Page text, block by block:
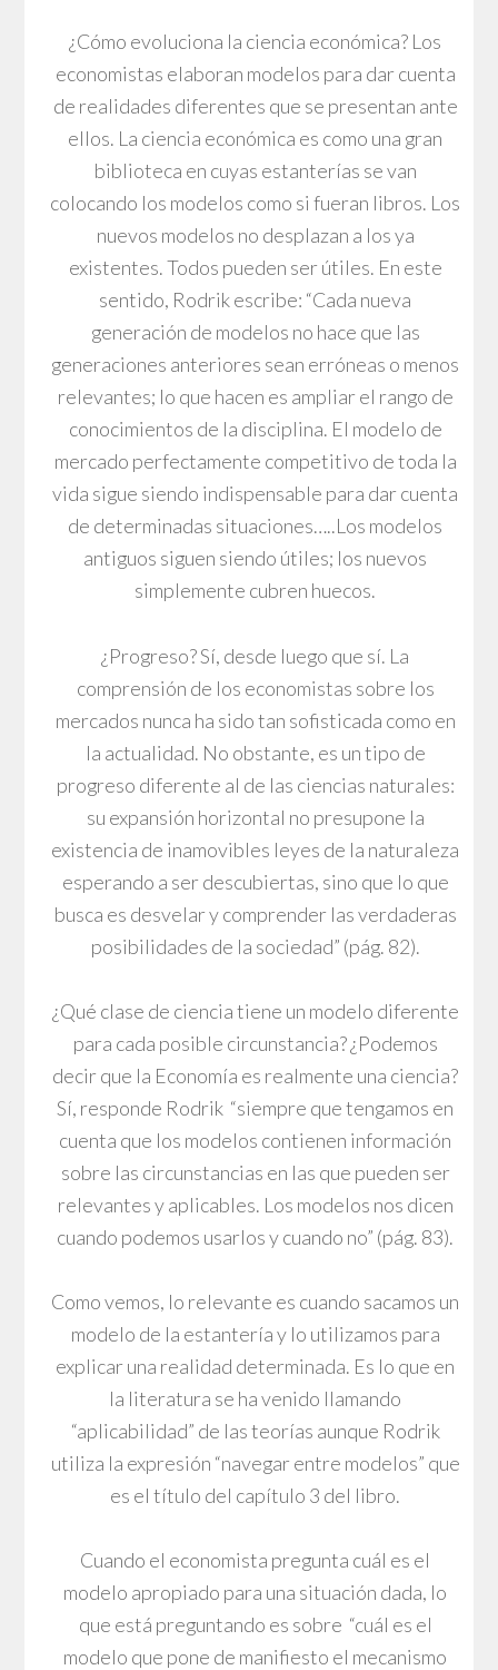
¿Cómo evoluciona la ciencia económica? Los
economistas elaboran modelos para dar cuenta
de realidades diferentes que se presentan ante
ellos. La ciencia económica es como una gran
biblioteca en cuyas estanterías se van
colocando los modelos como si fueran libros. Los
nuevos modelos no desplazan a los ya
existentes. Todos pueden ser útiles. En este
sentido, Rodrik escribe: “Cada nueva
generación de modelos no hace que las
generaciones anteriores sean erróneas o menos
relevantes; lo que hacen es ampliar el rango de
conocimientos de la disciplina. El modelo de
mercado perfectamente competitivo de toda la
vida sigue siendo indispensable para dar cuenta
de determinadas situaciones…..Los modelos
antiguos siguen siendo útiles; los nuevos
simplemente cubren huecos.
¿Progreso? Sí, desde luego que sí. La
comprensión de los economistas sobre los
mercados nunca ha sido tan sofisticada como en
la actualidad. No obstante, es un tipo de
progreso diferente al de las ciencias naturales:
su expansión horizontal no presupone la
existencia de inamovibles leyes de la naturaleza
esperando a ser descubiertas, sino que lo que
busca es desvelar y comprender las verdaderas
posibilidades de la sociedad” (pág. 82).
¿Qué clase de ciencia tiene un modelo diferente
para cada posible circunstancia? ¿Podemos
decir que la Economía es realmente una ciencia?
Sí, responde Rodrik “siempre que tengamos en
cuenta que los modelos contienen información
sobre las circunstancias en las que pueden ser
relevantes y aplicables. Los modelos nos dicen
cuando podemos usarlos y cuando no” (pág. 83).
Como vemos, lo relevante es cuando sacamos un
modelo de la estantería y lo utilizamos para
explicar una realidad determinada. Es lo que en
la literatura se ha venido llamando
“aplicabilidad” de las teorías aunque Rodrik
utiliza la expresión “navegar entre modelos” que
es el título del capítulo 3 del libro.
Cuando el economista pregunta cuál es el
modelo apropiado para una situación dada, lo
que está preguntando es sobre “cuál es el
modelo que pone de manifiesto el mecanismo